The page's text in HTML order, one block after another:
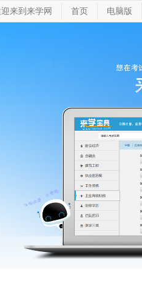
来到来学网 首页 电脑版